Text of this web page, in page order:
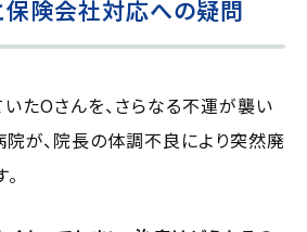
険会社対応への疑問
たOさんを、さらなる不運が襲い
院が、院長の体調不良により突然廃